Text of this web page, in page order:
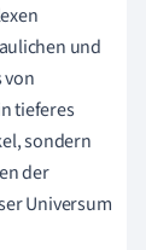
und
von
tieferes
sondern
der
Universum